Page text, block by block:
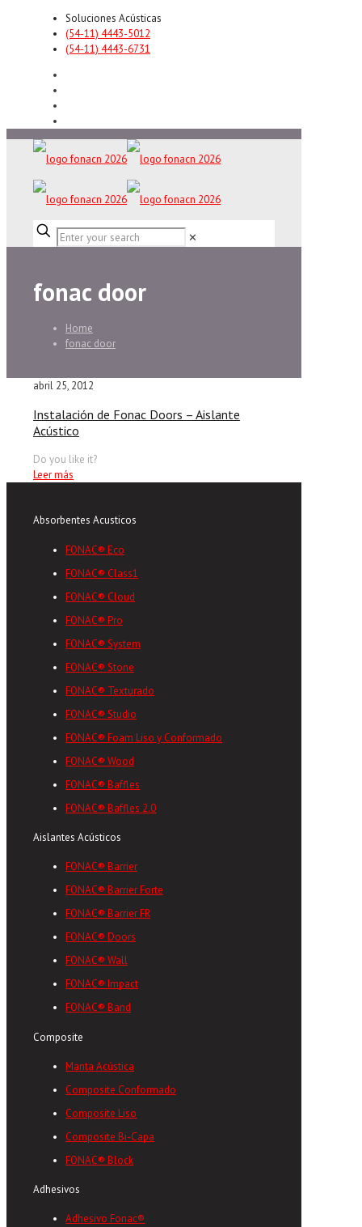
Soluciones Acústicas
(54-11) 4443-5012
(54-11) 4443-6731
✕
fonac door
Home
fonac door
abril 25, 2012
Instalación de Fonac Doors – Aislante
Acústico
Do you like it?
Leer más
Absorbentes Acusticos
FONAC® Eco
FONAC® Class1
FONAC® Cloud
FONAC® Pro
FONAC® System
FONAC® Stone
FONAC® Texturado
FONAC® Studio
FONAC® Foam Liso y Conformado
FONAC® Wood
FONAC® Baffles
FONAC® Baffles 2.0
Aislantes Acústicos
FONAC® Barrier
FONAC® Barrier Forte
FONAC® Barrier FR
FONAC® Doors
FONAC® Wall
FONAC® Impact
FONAC® Band
Composite
Manta Acústica
Composite Conformado
Composite Liso
Composite Bi-Capa
FONAC® Block
Adhesivos
Adhesivo Fonac®